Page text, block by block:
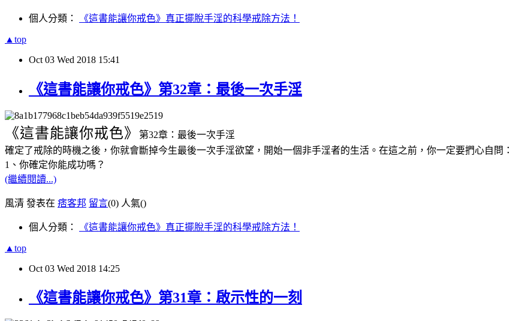
個人分類： 《這書能讓你戒色》真正擺脫手淫的科學戒除方法！
▲top
Oct 03 Wed 2018 15:41
《這書能讓你戒色》第32章：最後一次手淫
《這書能讓你戒色》
第32章：最後一次手淫
確定了戒除的時機之後，你就會斷掉今生最後一次手淫欲望，開始一個非手淫者的生活。在這之前，你一定要捫心自問：
1、你確定你能成功嗎？
(繼續閱讀...)
風清 發表在 痞客邦 留言(0) 人氣()
個人分類： 《這書能讓你戒色》真正擺脫手淫的科學戒除方法！
▲top
Oct 03 Wed 2018 14:25
《這書能讓你戒色》第31章：啟示性的一刻